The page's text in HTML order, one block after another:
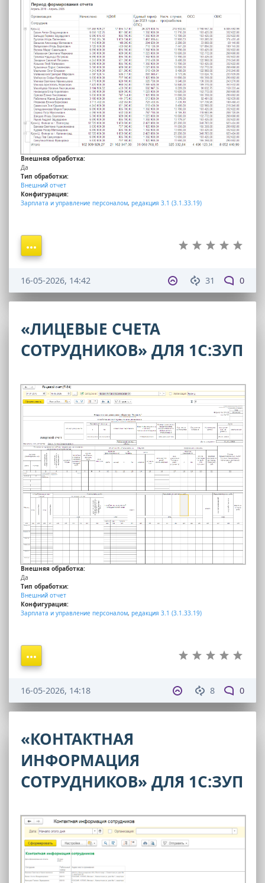
Внешняя обработка:
Да
Тип обработки:
Внешний отчет
Конфигурация:
Зарплата и управление персоналом, редакция 3.1 (3.1.33.19)
31 0
16-05-2026, 14:42
«ЛИЦЕВЫЕ СЧЕТА
СОТРУДНИКОВ» ДЛЯ 1С:ЗУП
Внешняя обработка:
Да
Тип обработки:
Внешний отчет
Конфигурация:
Зарплата и управление персоналом, редакция 3.1 (3.1.33.19)
8 0
16-05-2026, 14:18
«КОНТАКТНАЯ
ИНФОРМАЦИЯ
СОТРУДНИКОВ» ДЛЯ 1С:ЗУП